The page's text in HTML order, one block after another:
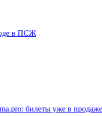
в ПСЖ
билеты уже в продаже